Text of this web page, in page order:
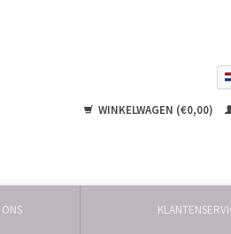
WINKELWAGEN (€0,00)